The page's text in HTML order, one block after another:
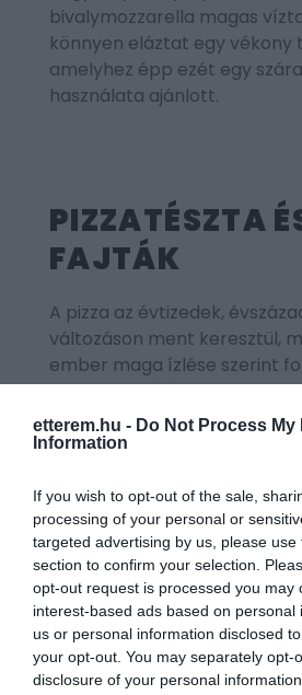
etterem.hu - Do Not Process My
Information
If you wish to opt-out of the sale,
processing of your personal or
targeted advertising by us, please
section to confirm your selection.
opt-out request is processed you may
interest-based ads based on personal
us or personal information disclosed
your opt-out. You may separately opt-
disclosure of your personal
bivalymozzarella magas
könnyen eláztat egy vékony
amelyhez épp ezét egy
használata ajánlott.
PIZZATÉSZTA
FAJTÁK
A pizza az évtizedek,
változáson ment keresztül,
ember maga ízlése szerint
Ennek a fejlődési
az, hogy manapság
köztudatban. A három
lista itt még nem ér véget,
SZICÍLIAI PIZZA
A szicíliai pizza vagy más